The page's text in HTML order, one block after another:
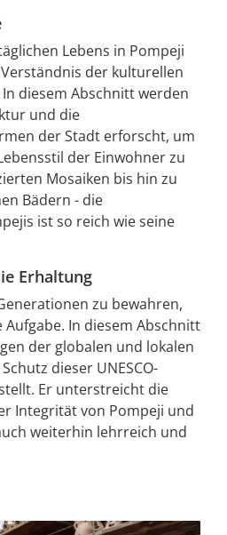
Lebens in Pompeji
der kulturellen
diesem Abschnitt werden
und die
der Stadt erforscht, um
der Einwohner zu
Mosaiken bis hin zu
Bädern - die
ist so reich wie seine
Erhaltung
zu bewahren,
In diesem Abschnitt
der globalen und lokalen
dieser UNESCO-
Er unterstreicht die
Integrität von Pompeji und
weiterhin lehrreich und